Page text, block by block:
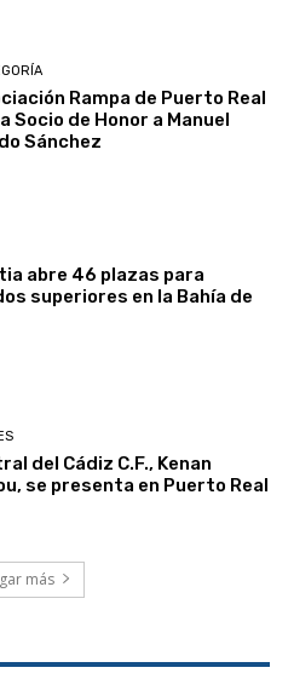
Rampa de Puerto Real
Socio de Honor a Manuel
Sánchez
abre 46 plazas para
superiores en la Bahía de
del Cádiz C.F., Kenan
se presenta en Puerto Real
más